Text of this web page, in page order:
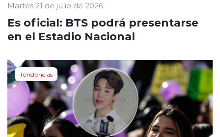
Martes 21 de julio de 2026
Es oficial: BTS podrá presentarse
en el Estadio Nacional
Tendencias